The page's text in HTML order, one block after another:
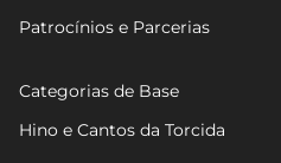
Patrocínios e Parcerias
Categorias de Base
Hino e Cantos da Torcida